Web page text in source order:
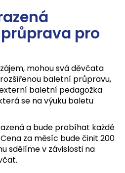
pro
mohou svá děvčata
baletní průpravu,
baletní pedagožka
se na výuku baletu
a bude probíhat každé
Cena za měsíc bude činit 200
sdělíme v závislosti na